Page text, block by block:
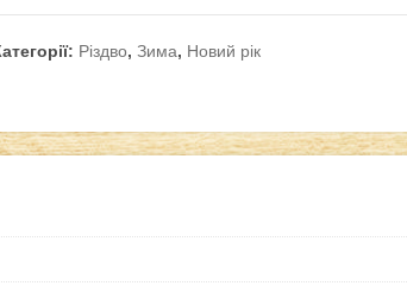
Різдво, Зима, Новий рік